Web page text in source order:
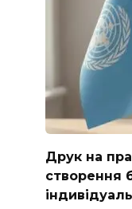
Друк на
створення